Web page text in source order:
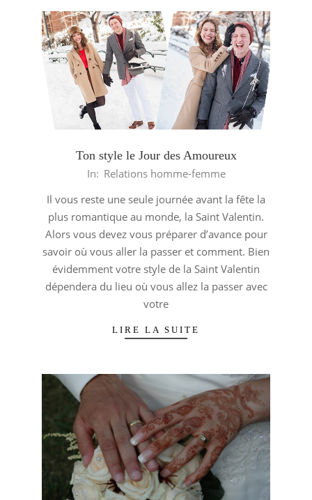
Ton style le Jour des Amoureux
13
In: Relations homme-femme
Il vous reste une seule journée avant la fête la
plus romantique au monde, la Saint Valentin.
Alors vous devez vous préparer d’avance pour
savoir où vous aller la passer et comment. Bien
évidemment votre style de la Saint Valentin
dépendera du lieu où vous allez la passer avec
votre
LIRE LA SUITE